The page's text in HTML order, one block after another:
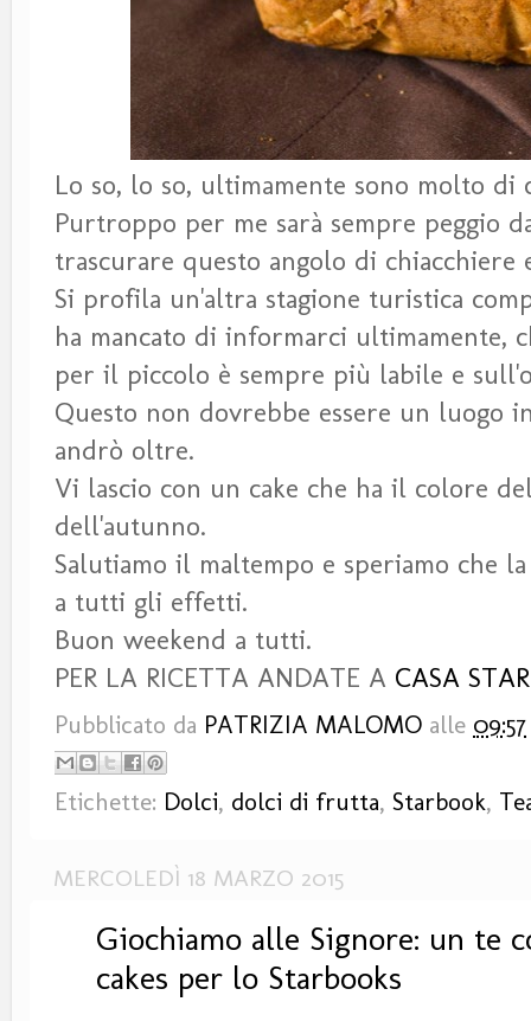
Lo so, lo so, ultimamente sono molto di
Purtroppo per me sarà sempre peggio
trascurare questo angolo di
Si profila un'altra stagione turistica
ha mancato di informarci ultimamente,
per il piccolo è sempre più labile e
Questo non dovrebbe essere un luogo
andrò oltre.
Vi lascio con un cake che ha il colore
dell'autunno.
Salutiamo il maltempo e speriamo che
a tutti gli effetti.
Buon weekend a tutti.
PER LA RICETTA ANDATE A CASA
Pubblicato da PATRIZIA MALOMO alle 09:57
Etichette: Dolci, dolci di frutta, Starbook,
MERCOLEDÌ 18 MARZO 2015
Giochiamo alle Signore: un te
cakes per lo Starbooks